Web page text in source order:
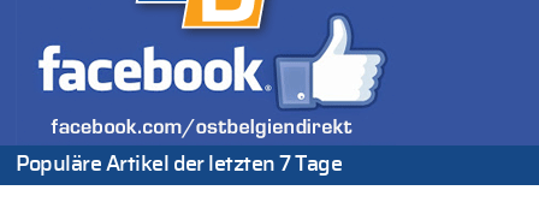
Drohnen mit Strengstoff? War es Russland?
09.08.2026 - 01:05 von Peter S. zu
Leipzig, Mechernich und die Frage: Wer steckt hinter den
Drohnen mit Strengstoff? War es Russland?
08.08.2026 - 23:27 von Bingo zu
Zweite Hitzewelle in diesem Sommer ist jetzt amtlich
08.08.2026 - 22:47 von Heinz F. zu
Populäre Artikel der letzten 7 Tage